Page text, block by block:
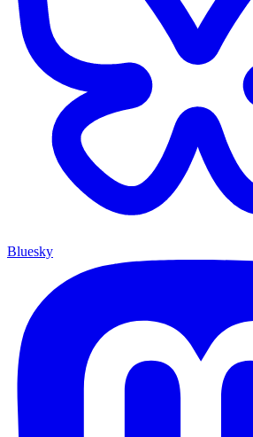
Bluesky